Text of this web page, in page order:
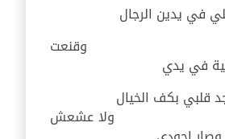
في يدين الرجال
في يدي
قلبي بكف الخيال
عشعش